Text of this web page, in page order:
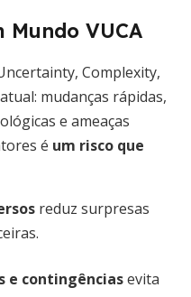
VUCA
Complexity,
mudanças rápidas,
e ameaças
é um risco que
reduz surpresas
e contingênciasevita